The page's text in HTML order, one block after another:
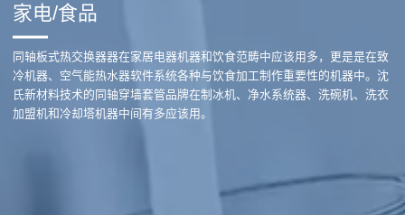
家电/食品
同轴板式热交换器器在家居电器机器和饮食范畴中应该用多，更是是在致
冷机器、空气能热水器软件系统各种与饮食加工制作重要性的机器中。沈
氏新材料技术的同轴穿墙套管品牌在制冰机、净水系统器、洗碗机、洗衣
加盟机和冷却塔机器中间有多应该用。